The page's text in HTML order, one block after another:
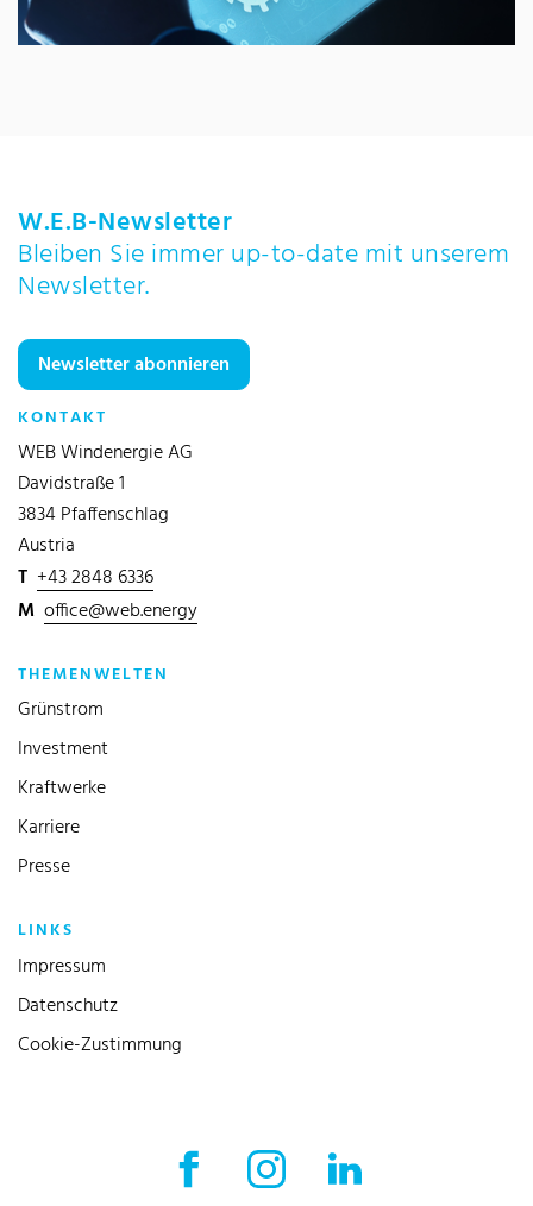
W.E.B-Newsletter
Bleiben Sie immer up-to-date mit unserem
Newsletter.
Newsletter abonnieren
KONTAKT
WEB Windenergie AG
Davidstraße 1
3834 Pfaffenschlag
Austria
T +43 2848 6336
M office@web.energy
THEMENWELTEN
Grünstrom
Investment
Kraftwerke
Karriere
Presse
LINKS
Impressum
Datenschutz
Cookie-Zustimmung
Facebook Externer Link
Instagram Externer Link